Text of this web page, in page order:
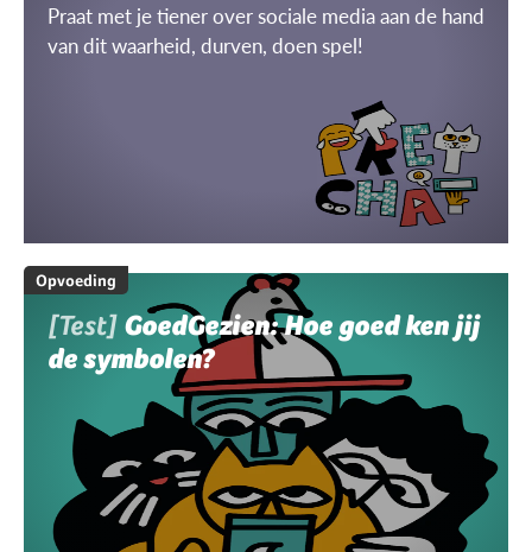
Praat met je tiener over sociale media aan de hand
van dit waarheid, durven, doen spel!
Opvoeding
[Test] GoedGezien: Hoe goed ken jij
de symbolen?